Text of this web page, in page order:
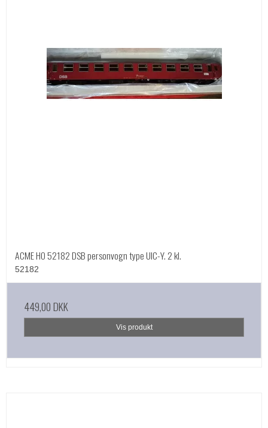
ACME HO 52182 DSB personvogn type UIC-Y. 2 kl.
52182
449,00 DKK
Vis produkt